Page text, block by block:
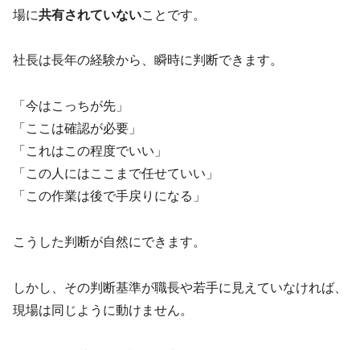
場に共有されていないことです。
社長は長年の経験から、瞬時に判断できます。
「今はこっちが先」
「ここは確認が必要」
「これはこの程度でいい」
「この人にはここまで任せていい」
「この作業は後で手戻りになる」
こうした判断が自然にできます。
しかし、その判断基準が職長や若手に見えていなければ、
現場は同じように動けません。